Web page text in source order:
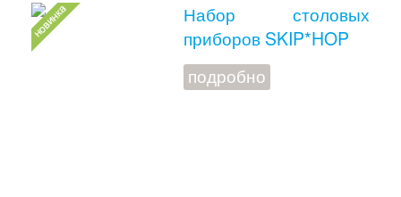
Набор столовых
приборов SKIP*HOP
подробно